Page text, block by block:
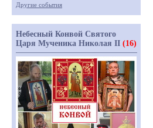
Другие события
Небесный Конвой Святого
Царя Мученика Николая II (16)